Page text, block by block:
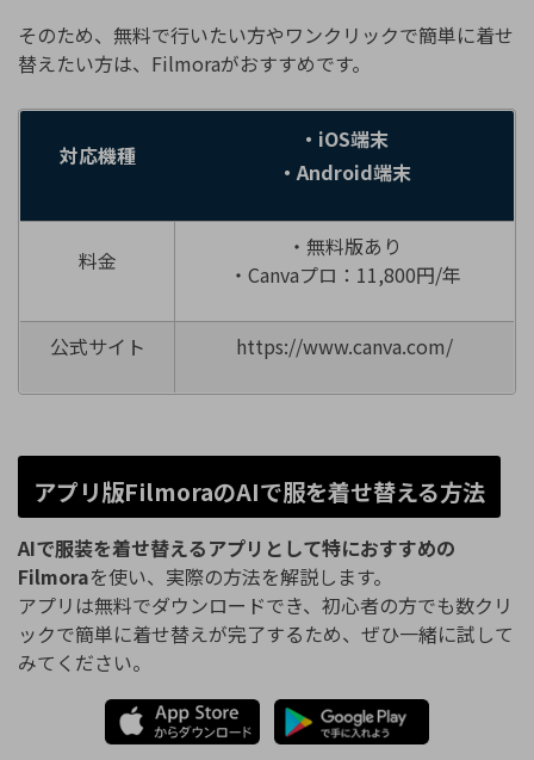
そのため、無料で行いたい方やワンクリックで簡単に着せ
替えたい方は、Filmoraがおすすめです。
対応機種
・iOS端末
・Android端末
料金
・無料版あり
・Canvaプロ：11,800円/年
公式サイト https://www.canva.com/
アプリ版FilmoraのAIで服を着せ替える方法
AIで服装を着せ替えるアプリとして特におすすめの
Filmoraを使い、実際の方法を解説します。
アプリは無料でダウンロードでき、初心者の方でも数クリ
ックで簡単に着せ替えが完了するため、ぜひ一緒に試して
みてください。